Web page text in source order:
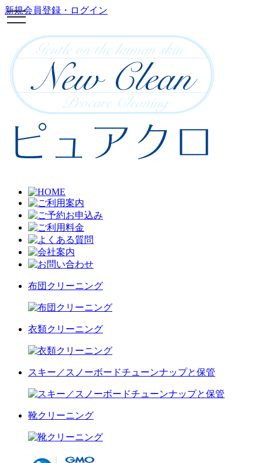
新規会員登録・ログイン
toggle
navigation
布団クリーニング
衣類クリーニング
スキー／スノーボードチューンナップと保管
靴クリーニング